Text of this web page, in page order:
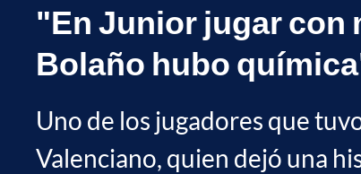
"En Junior jugar con
Bolaño hubo
Uno de los jugadores que
Valenciano, quien dejó una